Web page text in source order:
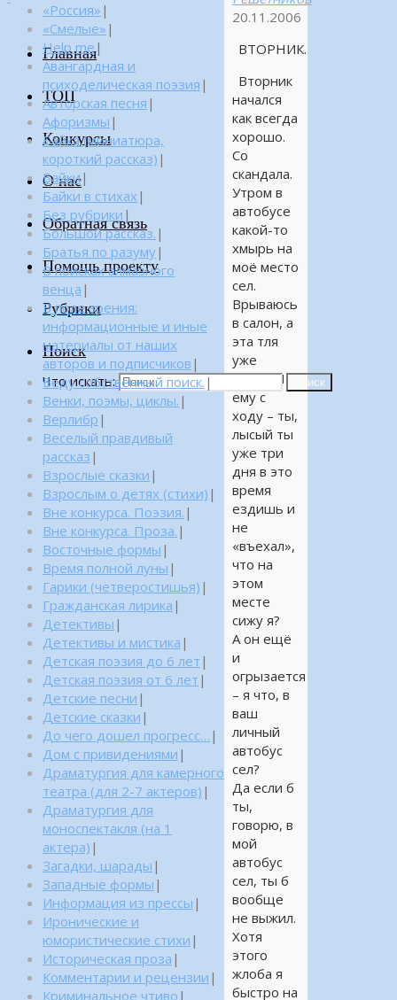
Главная
ТОП
Конкурсы
О нас
Обратная связь
Помощь проекту
Рубрики
Поиск
Что искать: Поиск
20.11.2006
ВТОРНИК.
Вторник
начался
как всегда
хорошо.
Со
скандала.
Утром в
автобусе
какой-то
хмырь на
моё место
сел.
Врываюсь
в салон, а
эта тля
уже
сидит. Я
ему с
ходу – ты,
лысый ты
уже три
дня в это
время
ездишь и
не
«въехал»,
что на
этом
месте
сижу я?
А он ещё
и
огрызается
– я что, в
ваш
личный
автобус
сел?
Да если б
ты,
говорю, в
мой
автобус
сел, ты б
вообще
не выжил.
Хотя
этого
жлоба я
быстро на
«Россия» |
«Смелые» |
Help me|
Авангардная и
психоделическая поэзия |
Авторская песня |
Афоризмы |
Байка (миниатюра,
короткий рассказ) |
Байки|
Байки в стихах |
Без рубрики |
Большой рассказ. |
Братья по разуму|
В поисках алмазного
венца |
В поле зрения:
информационные и иные
материалы от наших
авторов и подписчиков |
Веду собственный поиск. |
Венки, поэмы, циклы. |
Верлибр |
Веселый правдивый
рассказ |
Взрослые сказки |
Взрослым о детях (стихи) |
Вне конкурса. Поэзия. |
Вне конкурса. Проза. |
Восточные формы |
Время полной луны |
Гарики (четверостишья) |
Гражданская лирика |
Детективы |
Детективы и мистика |
Детская поэзия до 6 лет |
Детская поэзия от 6 лет |
Детские песни |
Детские сказки |
До чего дошел прогресс… |
Дом с привидениями |
Драматургия для камерного
театра (для 2-7 актеров) |
Драматургия для
моноспектакля (на 1
актера) |
Загадки, шарады |
Западные формы |
Информация из прессы |
Иронические и
юмористические стихи |
Историческая проза |
Комментарии и рецензии |
Криминальное чтиво |